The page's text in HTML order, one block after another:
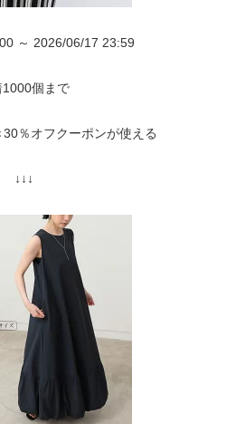
～ 2026/06/17 23:59
1000個まで
％オフクーポンが使える
↓↓↓